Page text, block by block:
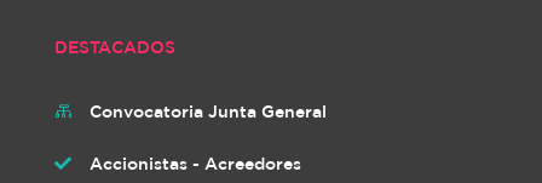
DESTACADOS
 Convocatoria Junta General
 Accionistas - Acreedores